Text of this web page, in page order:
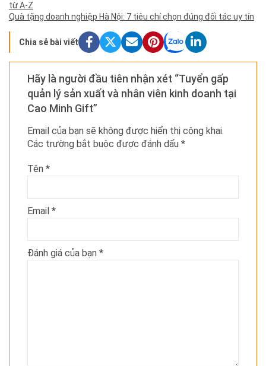
từ A-Z
Quà tặng doanh nghiệp Hà Nội: 7 tiêu chí chọn đúng đối tác uy tín
Chia sẻ bài viết
Hãy là người đầu tiên nhận xét “Tuyển gấp
quản lý sản xuất và nhân viên kinh doanh tại
Cao Minh Gift”
Email của bạn sẽ không được hiển thị công khai.
Các trường bắt buộc được đánh dấu *
Tên *
Email *
Đánh giá của bạn *